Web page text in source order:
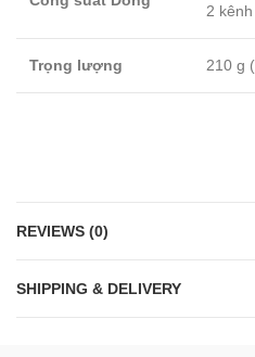
2
Trọng lượng 210 g
REVIEWS (0)
SHIPPING & DELIVERY